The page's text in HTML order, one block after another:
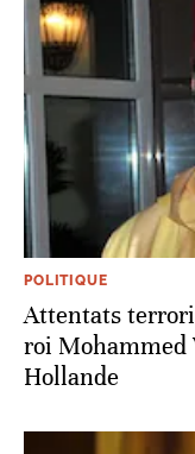
POLITIQUE
Attentats
roi Mohammed
Hollande